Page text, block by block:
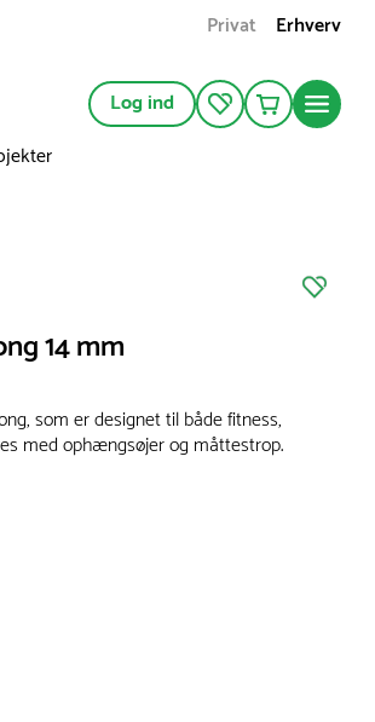
Privat Erhverv
Log ind
14 mm
som er designet til både fitness,
med ophængsøjer og måttestrop.